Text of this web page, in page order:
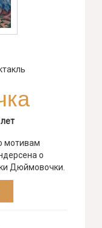
мотивам
о
Дюймовочки.